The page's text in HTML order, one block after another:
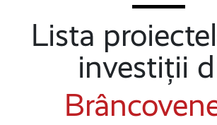
Lista
investiții